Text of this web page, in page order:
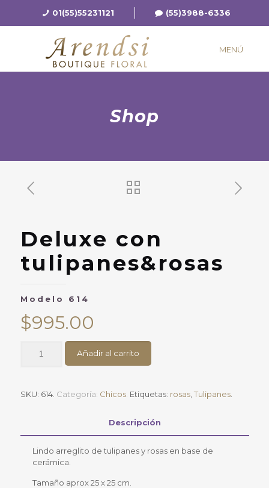
01(55)55231121 (55)3988-6336
MENÚ
Shop
Deluxe con
tulipanes&rosas
Modelo 614
$995.00
tulipanes&rosasModelo
cantidad
Añadir al carrito
SKU: 614. Categoría: Chicos. Etiquetas: rosas, Tulipanes.
Descripción
Lindo arreglito de tulipanes y rosas en base de
cerámica.
Tamaño aprox 25 x 25 cm.